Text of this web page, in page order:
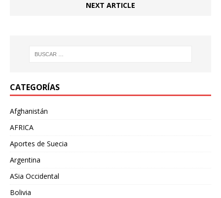
NEXT ARTICLE
CATEGORÍAS
Afghanistán
AFRICA
Aportes de Suecia
Argentina
ASia Occidental
Bolivia